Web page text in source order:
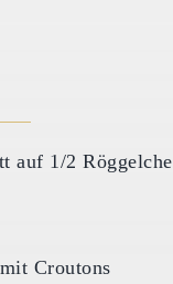
auf 1/2
Croutons